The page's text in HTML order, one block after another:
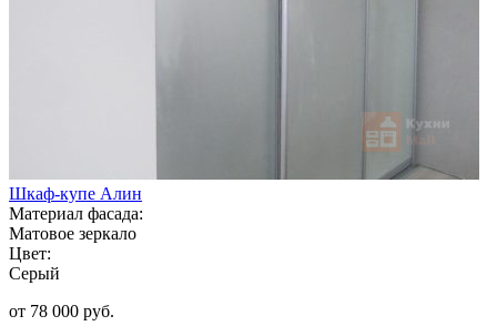
Шкаф-купе Алин
Материал фасада:
Матовое зеркало
Цвет:
Серый
от 78 000 руб.